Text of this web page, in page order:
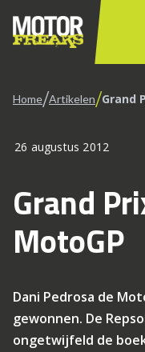
Home/Artikelen/Grand
26 augustus 2012
Grand
MotoGP
Dani Pedrosa de
gewonnen. De
ongetwijfeld de